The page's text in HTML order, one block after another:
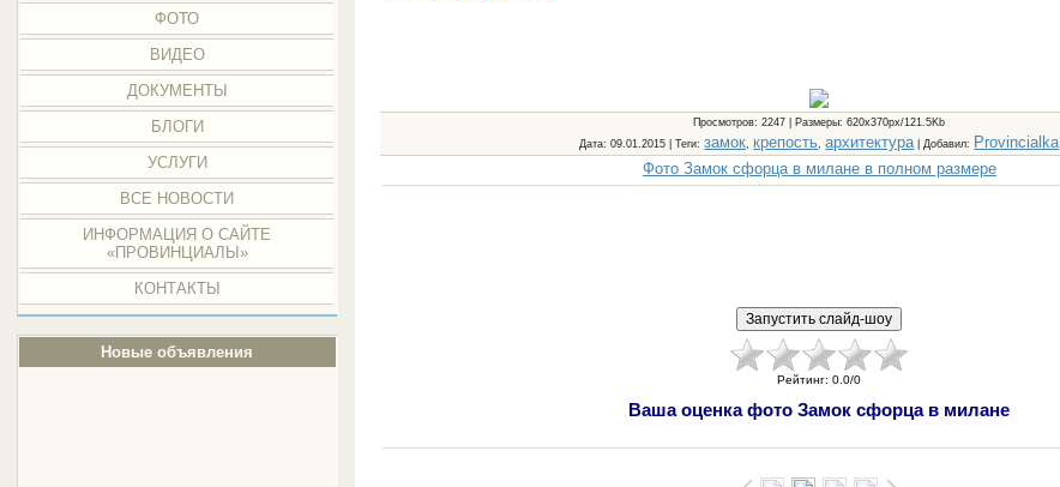
ФОТО
ВИДЕО
ДОКУМЕНТЫ
БЛОГИ
УСЛУГИ
ВСЕ НОВОСТИ
ИНФОРМАЦИЯ О САЙТЕ
«ПРОВИНЦИАЛЫ»
КОНТАКТЫ
Новые объявления
Просмотров: 2247 | Размеры: 620x370px/121.5Kb
Дата: 09.01.2015 |Теги:замок крепость ,архитектура Добавил: Provincialka
Фото Замок сфорца в милане в полном размере
Рейтинг: 0.0/0
Ваша оценка фото Замок сфорца в милане